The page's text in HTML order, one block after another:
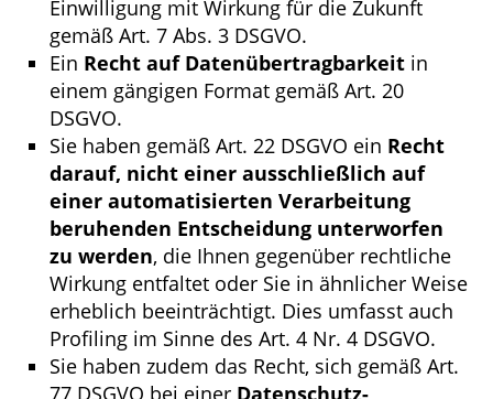
Einwilligung mit Wirkung für die Zukunft
gemäß Art. 7 Abs. 3 DSGVO.
Ein Recht auf Datenübertragbarkeit in
einem gängigen Format gemäß Art. 20
DSGVO.
Sie haben gemäß Art. 22 DSGVO ein Recht
darauf, nicht einer ausschließlich auf
einer automatisierten Verarbeitung
beruhenden Entscheidung unterworfen
zu werden, die Ihnen gegenüber rechtliche
Wirkung entfaltet oder Sie in ähnlicher Weise
erheblich beeinträchtigt. Dies umfasst auch
Profiling im Sinne des Art. 4 Nr. 4 DSGVO.
Sie haben zudem das Recht, sich gemäß Art.